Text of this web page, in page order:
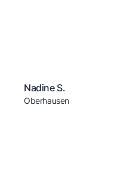
Nadine S.
Oberhausen